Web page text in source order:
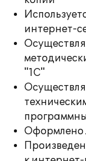
интернет-
"1С"
Оформлено